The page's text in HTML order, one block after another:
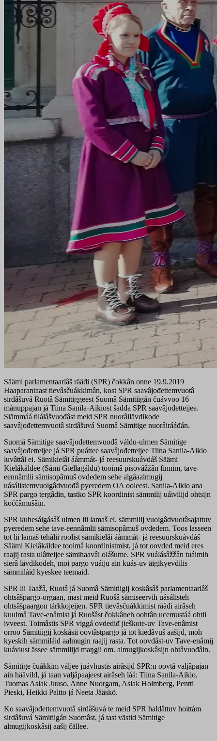
Säämi parlamentaarlâš rääđi (SPR) čokkân onne 19.9.2019
Haaparantaast tievâsčuákkimân, kost SPR saavâjođettemvuotâ
sirdâšuvá Ruotâ Sämitiggeest Suomâ Sämitiigán čuávvoo 16
mánuppajan já Tiina Sanila-Aikiost šadda SPR saavâjođetteijee.
Siämmáá tilálâšvuođâst meid SPR nuorâilävdikode
saavâjođettemvuotâ sirdâšuvá Suomâ Sämitige nuorâirááđán.
Suomâ Sämitige saavâjođettemvuođâ váldu-ulmen Sämitige
saavâjođetteijee já SPR puáttee saavâjođetteijee Tiina Sanila-Aikio
luvâttâl ei. Sämikielâi áámmát- já reesuurskuávdáš Säämi
Kielâkäldee (Sámi Giellagáldu) tooimâ pisovâžžân finnim, tave-
eennâmlii sämisopâmuš ovdedem sehe algâaalmugij
uásálistemvuoigâdvuođâ pyeredem OA ooleest. Sanila-Aikio ana
SPR pargo tergâdin, tastko SPR koordinist sämmilij uáivilijd ohtsijn
koččâmušâin.
SPR kuhesáigásâš ulmen lii lamaš ei. sämmilij vuoigâdvuotâsajattuv
pyeredem sehe tave-eennâmlii sämisopâmuš ovdedem. Toos lasseen
tot lii lamaš tehálii roolist sämikielâi áámmát- já reesuurskuávdáš
Säämi Kielâkäldee tooimâ koordinistmist, já tot oovded meid eres
raajij rasta ulâtteijee sämihaavâi olášume. SPR vuálásâžžân tuáimih
sierâ lävdikodeh, moi pargo vuáiju ain kuás-uv äigikyevdilis
sämmiláid kyeskee teemaid.
SPR lii Taažâ, Ruotâ já Suomâ Sämitiigij koskâsâš parlamentaarlâš
ohtsâšpargo-orgaan, mast meid Ruošâ sämiseervih uásálisteh
ohtsâšpaargon tárkkojeijen. SPR tievâsčuákkimist rääđi airâseh
kuulmâ Tave-enâmist já Ruošâst čokkâneh oohtân ucemustáá ohtii
ivveest. Toimâstis SPR viggá ovdediđ jieškote-uv Tave-enâmist
orroo Sämitiigij koskâsii oovtâstpargo já tot kieđâvuš aašijd, moh
kyeskih sämmiláid aalmugin raajij rasta. Tot oovdâst-uv Tave-enâmij
kuávlust ässee sämmilijd maŋgii om. almugijkoskâsijn ohtâvuođâin.
Sämitige čuákkim väljee juávhustis airâsijd SPR:n oovtâ valjâpajan
ain häävild, já taan valjâpaajeest airâseh láá: Tiina Sanila-Aikio,
Tuomas Aslak Juuso, Anne Nuorgam, Aslak Holmberg, Pentti
Pieski, Heikki Paltto já Neeta Jääskö.
Ko saavâjođettemvuotâ sirdâšuvá te meid SPR haldâttuv hoittám
sirdâšuvá Sämitiigán Suomâst, já tast västid Sämitige
almugijkoskâsij aašij čällee.